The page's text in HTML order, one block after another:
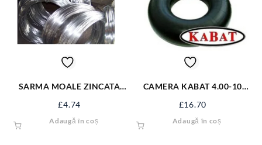
SARMA MOALE ZINCATA
£4.74
Adaugă în coș
CAMERA KABAT 4.00-10
£16.70
Adaugă în coș